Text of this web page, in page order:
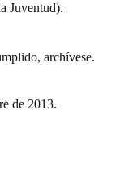
Juventud).
archívese.
de 2013.